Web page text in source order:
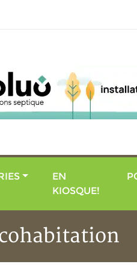
EN
KIOSQUE!